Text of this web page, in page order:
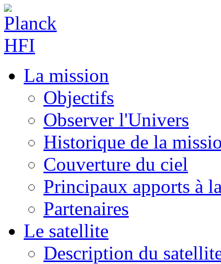
La mission
Objectifs
Observer l'Univers
Historique de la
Couverture du ciel
Principaux apports à
Partenaires
Le satellite
Description du